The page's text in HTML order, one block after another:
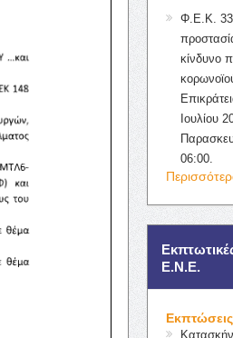
Φ.Ε.Κ.
κίνδυνο
Ιουλίου
06:00.
Ε.Ν.Ε.